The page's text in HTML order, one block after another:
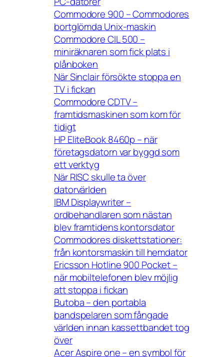
Commodore 900 – Commodores
bortglömda Unix-maskin
Commodore CIL 500 –
miniräknaren som fick plats i
plånboken
När Sinclair försökte stoppa en
TV i fickan
Commodore CDTV –
framtidsmaskinen som kom för
tidigt
HP EliteBook 8460p – när
företagsdatorn var byggd som
ett verktyg
När RISC skulle ta över
datorvärlden
IBM Displaywriter –
ordbehandlaren som nästan
blev framtidens kontorsdator
Commodores diskettstationer:
från kontorsmaskin till hemdator
Ericsson Hotline 900 Pocket –
när mobiltelefonen blev möjlig
att stoppa i fickan
Butoba – den portabla
bandspelaren som fångade
världen innan kassettbandet tog
över
Acer Aspire one – en symbol för